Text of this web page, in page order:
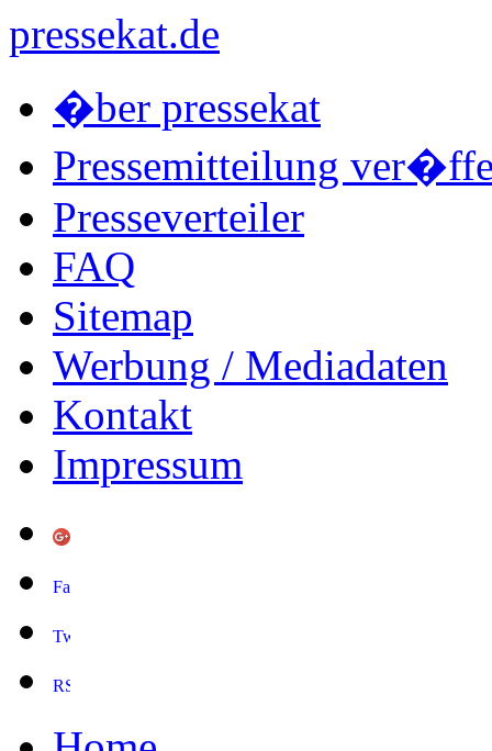
pressekat.de
�ber pressekat
Pressemitteilung
Presseverteiler
FAQ
Sitemap
Werbung / Mediadaten
Kontakt
Impressum